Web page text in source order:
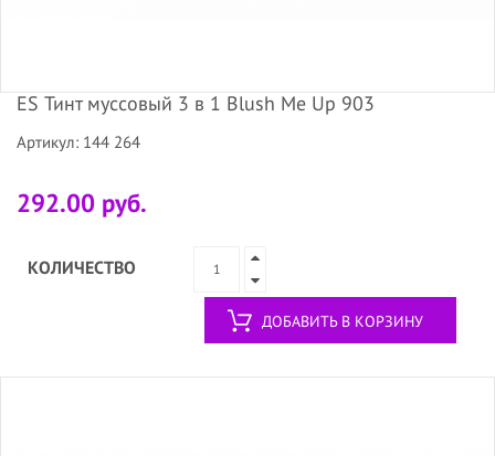
ES Тинт муссовый 3 в 1 Blush Me Up 903
Артикул: 144 264
292.00 руб.
КОЛИЧЕСТВО
ДОБАВИТЬ В КОРЗИНУ